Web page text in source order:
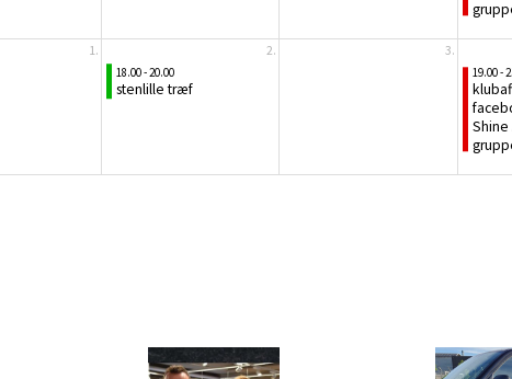
1. 2.
18.00 - 20.00
stenlille træf
3.
19.00 -
Shine